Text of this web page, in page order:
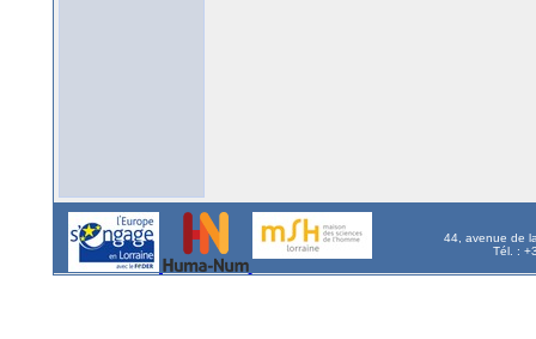
44, avenue de
Tél. :